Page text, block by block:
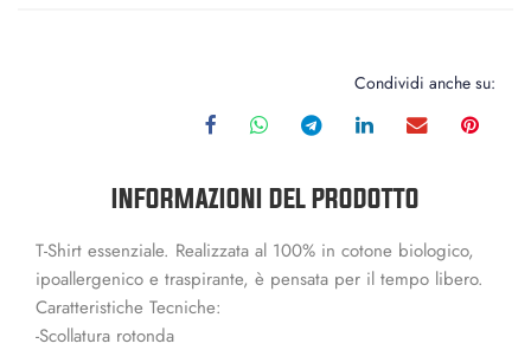
Condividi anche su:
INFORMAZIONI DEL PRODOTTO
T-Shirt essenziale. Realizzata al 100% in cotone biologico,
ipoallergenico e traspirante, è pensata per il tempo libero.
Caratteristiche Tecniche:
-Scollatura rotonda